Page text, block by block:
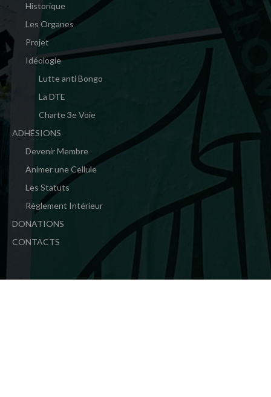
Historique
Les Organes
Projet
Idéologie
Lutte anti Bongo
La DTE
Charte 3e Voie
ADHÉSIONS
Devenir Membre
Animer une Cellule
Les Statuts
Règlement Intérieur
DONATIONS
CONTACTS